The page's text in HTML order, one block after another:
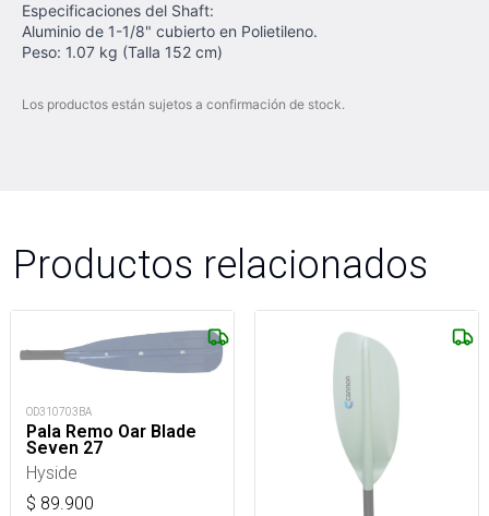
Especificaciones del Shaft:
Aluminio de 1-1/8" cubierto en Polietileno.
Peso: 1.07 kg (Talla 152 cm)
Los productos están sujetos a confirmación de stock.
Productos relacionados
OD310703BA
Pala Remo Oar Blade
Seven 27
Hyside
$ 89.900